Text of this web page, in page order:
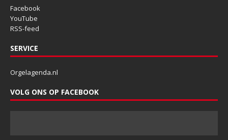
Facebook
YouTube
RSS-feed
SERVICE
Orgelagenda.nl
VOLG ONS OP FACEBOOK